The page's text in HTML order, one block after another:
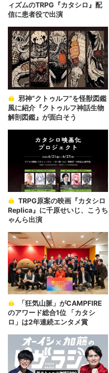
ィズムのTRPG『カタシロ』配
信に患者役で出演
風に紹介『クトゥルフ神話生物
解剖図鑑』が面白そう
Replica』に千原せいじ、こうち
ゃんら出演
のアワード総合1位 「カタシ
ロ」は2年連続エンタメ賞